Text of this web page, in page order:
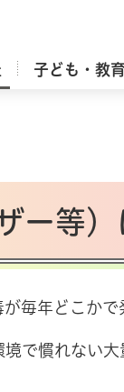
子ども・教育
ー等）
毎年どこかで
で慣れない